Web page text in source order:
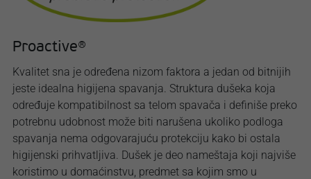
Proactive®
Kvalitet sna je određena nizom faktora a jedan od bitnijih
jeste idealna higijena spavanja. Struktura dušeka koja
određuje kompatibilnost sa telom spavača i definiše preko
potrebnu udobnost može biti narušena ukoliko podloga
spavanja nema odgovarajuću protekciju kako bi ostala
higijenski prihvatljiva. Dušek je deo nameštaja koji najviše
koristimo u domaćinstvu, predmet sa kojim smo u